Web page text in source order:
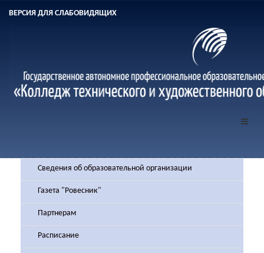
ВЕРСИЯ ДЛЯ СЛАБОВИДЯЩИХ
Сведения об образовательной организации
Газета "Ровесник"
Партнерам
Расписание